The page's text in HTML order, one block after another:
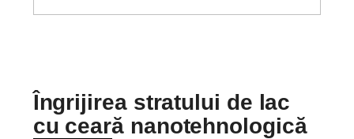
Îngrijirea stratului de lac
cu ceară nanotehnologică